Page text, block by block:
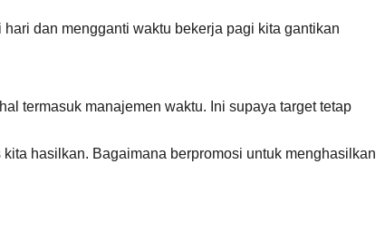
dan mengganti waktu bekerja pagi kita gantikan
termasuk manajemen waktu. Ini supaya target tetap
hasilkan. Bagaimana berpromosi untuk menghasilkan